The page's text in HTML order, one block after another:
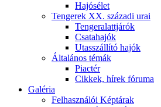
Hajósélet
Tengerek XX. századi urai
Tengeralattjárók
Csatahajók
Utasszállító hajók
Általános témák
Piactér
Cikkek, hírek fóruma
Galéria
Felhasználói Képtárak